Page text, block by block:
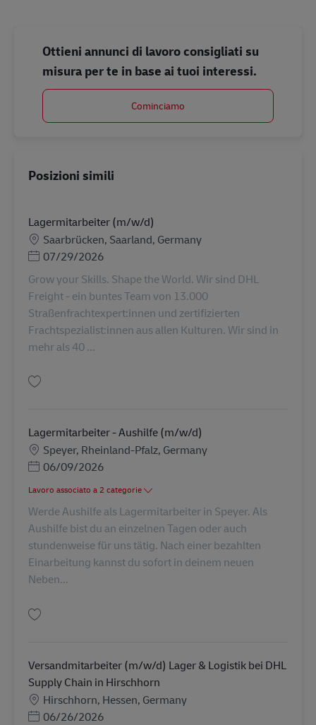
Ottieni annunci di lavoro consigliati su
misura per te in base ai tuoi interessi.
Cominciamo
Posizioni simili
Lagermitarbeiter (m/w/d)
SedeSaarbrücken, Saarland, Germany
Posted Date
07/29/2026
Grow your Skills. Shape the World. Wir sind DHL
Freight - ein buntes Team von 13.000
Straßenfrachtexpert:innen und zertifizierten
Frachtspezialist:innen aus allen Kulturen. Wir sind in
mehr als 40 ...
Lagermitarbeiter - Aushilfe (m/w/d)
SedeSpeyer, Rheinland-Pfalz, Germany
Posted Date
06/09/2026
Lavoro associato a 2 categorie
Werde Aushilfe als Lagermitarbeiter in Speyer. Als
Aushilfe bist du an einzelnen Tagen oder auch
stundenweise für uns tätig. Nach einer bezahlten
Einarbeitung kannst du sofort in deinem neuen
Neben...
Versandmitarbeiter (m/w/d) Lager & Logistik bei DHL
Supply Chain in Hirschhorn
SedeHirschhorn, Hessen, Germany
Posted Date
06/26/2026